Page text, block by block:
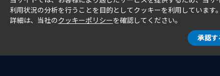
利用状況の分析を行うことを目的としてクッキーを利用しています
詳細は、当社のクッキーポリシーを確認してください。
承認す